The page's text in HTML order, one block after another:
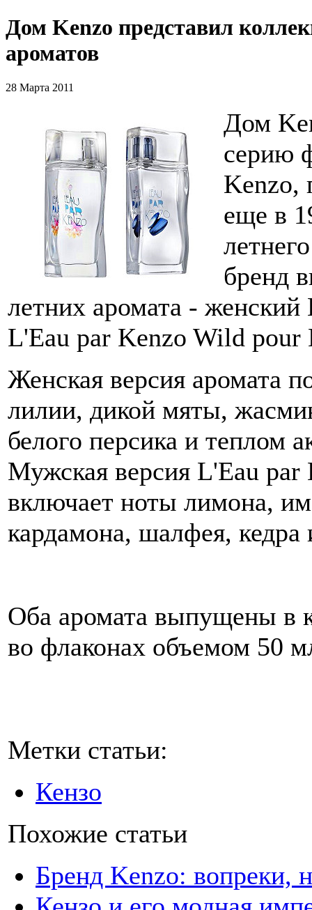
Дом Kenzo представил
ароматов
28 Марта 2011
Дом
серию
Kenzo,
еще в
бренд
летних аромата -
L'Eau par Kenzo Wild pour
Женская версия аромата
лилии, дикой мяты,
белого персика и теплом
Мужская версия L'Eau
включает ноты лимона,
кардамона, шалфея, кедра
Оба аромата выпущены в
во флаконах объемом 50
Метки статьи:
Кензо
Похожие статьи
Бренд Kenzo: вопреки,